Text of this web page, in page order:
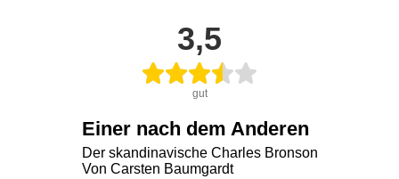
3,5
gut
Einer nach dem Anderen
Der skandinavische Charles Bronson
Von Carsten Baumgardt